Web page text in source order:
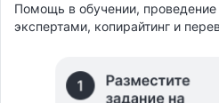
Помощь в обучении,
экспертами, копирайтинг и